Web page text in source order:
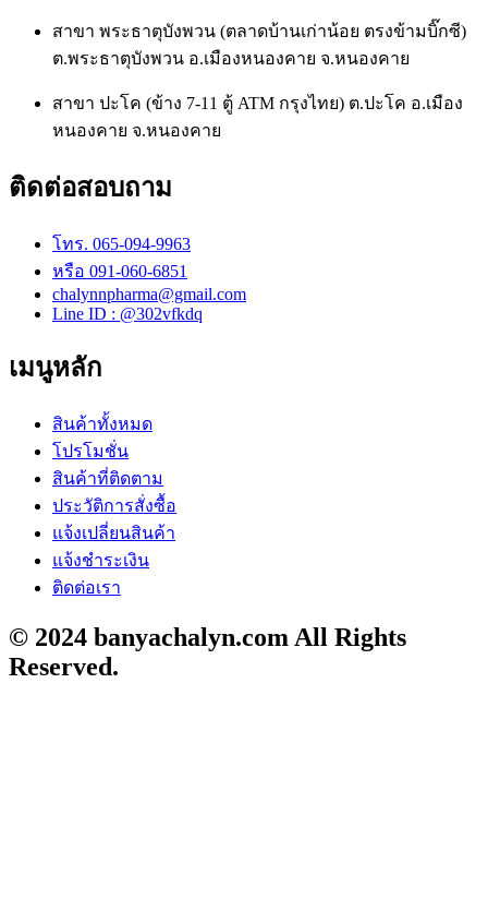
สาขา พระธาตุบังพวน (ตลาดบ้านเก่าน้อย ตรงข้ามบิ๊กซี)
ต.พระธาตุบังพวน อ.เมืองหนองคาย จ.หนองคาย
สาขา ปะโค (ข้าง 7-11 ตู้ ATM กรุงไทย) ต.ปะโค อ.เมือง
หนองคาย จ.หนองคาย
ติดต่อสอบถาม
โทร. 065-094-9963
หรือ 091-060-6851
chalynnpharma@gmail.com
Line ID : @302vfkdq
เมนูหลัก
สินค้าทั้งหมด
โปรโมชั่น
สินค้าที่ติดตาม
ประวัติการสั่งซื้อ
แจ้งเปลี่ยนสินค้า
แจ้งชำระเงิน
ติดต่อเรา
© 2024 banyachalyn.com All Rights
Reserved.